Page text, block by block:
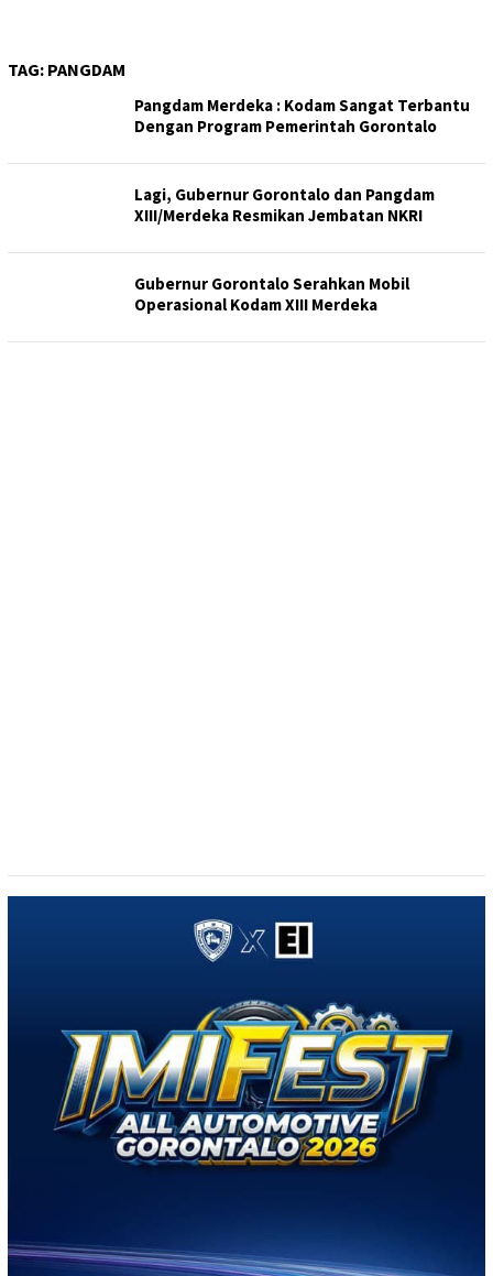
TAG: PANGDAM
Pangdam Merdeka : Kodam Sangat Terbantu
Dengan Program Pemerintah Gorontalo
Lagi, Gubernur Gorontalo dan Pangdam
XIII/Merdeka Resmikan Jembatan NKRI
Gubernur Gorontalo Serahkan Mobil
Operasional Kodam XIII Merdeka